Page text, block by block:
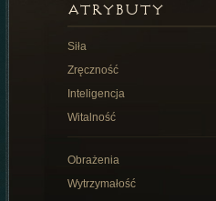
ATRYBUTY
Siła
Zręczność
Inteligencja
Witalność
Obrażenia
Wytrzymałość